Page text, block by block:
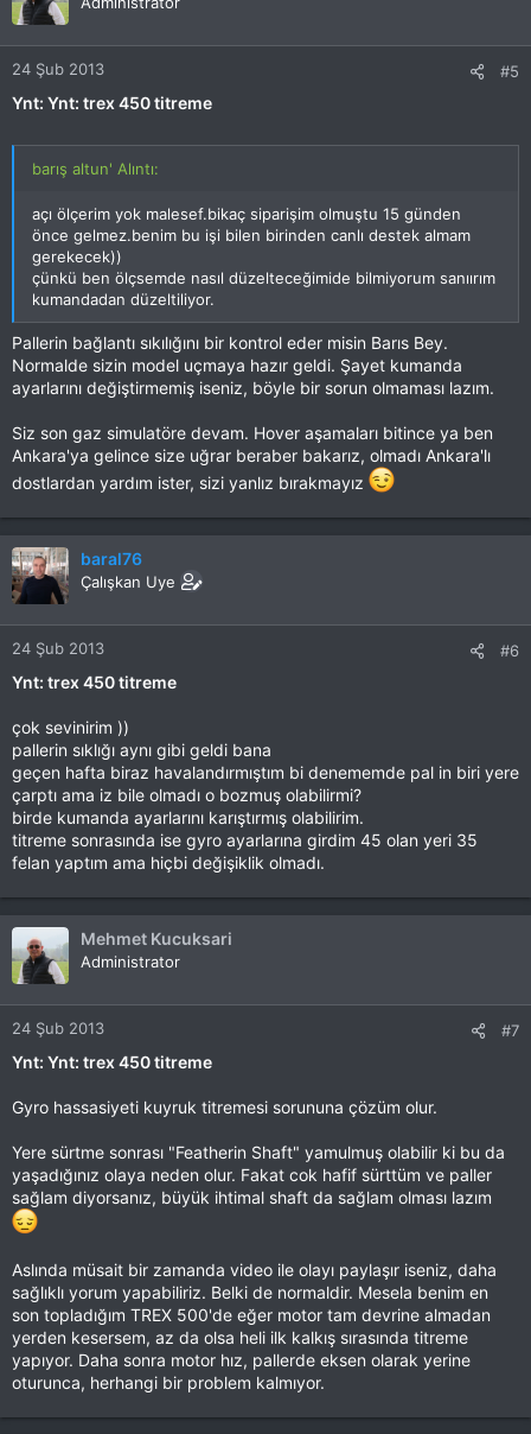
24 Şub 2013 #5
Ynt: Ynt: trex 450 titreme
barış altun' Alıntı:
açı ölçerim yok malesef.bikaç siparişim olmuştu 15 günden
önce gelmez.benim bu işi bilen birinden canlı destek almam
gerekecek))
çünkü ben ölçsemde nasıl düzelteceğimide bilmiyorum sanıırım
kumandadan düzeltiliyor.
Pallerin bağlantı sıkılığını bir kontrol eder misin Barıs Bey.
Normalde sizin model uçmaya hazır geldi. Şayet kumanda
ayarlarını değiştirmemiş iseniz, böyle bir sorun olmaması lazım.
Siz son gaz simulatöre devam. Hover aşamaları bitince ya ben
Ankara'ya gelince size uğrar beraber bakarız, olmadı Ankara'lı
dostlardan yardım ister, sizi yanlız bırakmayız
baral76
Çalışkan Uye
24 Şub 2013 #6
Ynt: trex 450 titreme
çok sevinirim ))
pallerin sıklığı aynı gibi geldi bana
geçen hafta biraz havalandırmıştım bi denememde pal in biri yere
çarptı ama iz bile olmadı o bozmuş olabilirmi?
birde kumanda ayarlarını karıştırmış olabilirim.
titreme sonrasında ise gyro ayarlarına girdim 45 olan yeri 35
felan yaptım ama hiçbi değişiklik olmadı.
Mehmet Kucuksari
Administrator
24 Şub 2013 #7
Ynt: Ynt: trex 450 titreme
Gyro hassasiyeti kuyruk titremesi sorununa çözüm olur.
Yere sürtme sonrası "Featherin Shaft" yamulmuş olabilir ki bu da
yaşadığınız olaya neden olur. Fakat cok hafif sürttüm ve paller
sağlam diyorsanız, büyük ihtimal shaft da sağlam olması lazım
Aslında müsait bir zamanda video ile olayı paylaşır iseniz, daha
sağlıklı yorum yapabiliriz. Belki de normaldir. Mesela benim en
son topladığım TREX 500'de eğer motor tam devrine almadan
yerden kesersem, az da olsa heli ilk kalkış sırasında titreme
yapıyor. Daha sonra motor hız, pallerde eksen olarak yerine
oturunca, herhangi bir problem kalmıyor.